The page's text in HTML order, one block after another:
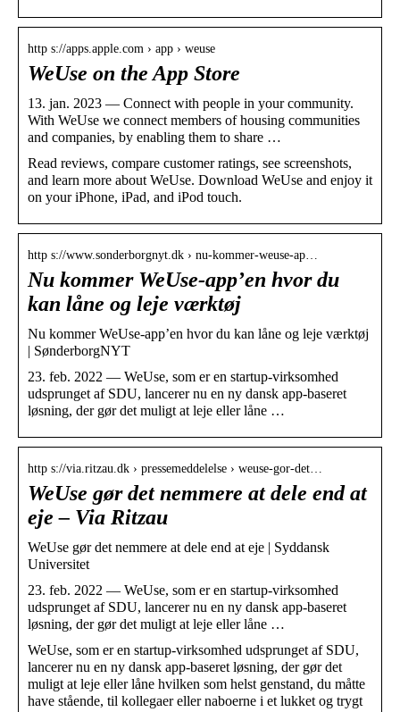
http s://apps.apple.com › app › weuse
WeUse on the App Store
13. jan. 2023 — Connect with people in your community.
With WeUse we connect members of housing communities
and companies, by enabling them to share …
Read reviews, compare customer ratings, see screenshots,
and learn more about WeUse. Download WeUse and enjoy it
on your iPhone, iPad, and iPod touch.
http s://www.sonderborgnyt.dk › nu-kommer-weuse-ap…
Nu kommer WeUse-app’en hvor du
kan låne og leje værktøj
Nu kommer WeUse-app’en hvor du kan låne og leje værktøj
| SønderborgNYT
23. feb. 2022 — WeUse, som er en startup-virksomhed
udsprunget af SDU, lancerer nu en ny dansk app-baseret
løsning, der gør det muligt at leje eller låne …
http s://via.ritzau.dk › pressemeddelelse › weuse-gor-det…
WeUse gør det nemmere at dele end at
eje – Via Ritzau
WeUse gør det nemmere at dele end at eje | Syddansk
Universitet
23. feb. 2022 — WeUse, som er en startup-virksomhed
udsprunget af SDU, lancerer nu en ny dansk app-baseret
løsning, der gør det muligt at leje eller låne …
WeUse, som er en startup-virksomhed udsprunget af SDU,
lancerer nu en ny dansk app-baseret løsning, der gør det
muligt at leje eller låne hvilken som helst genstand, du måtte
have stående, til kollegaer eller naboerne i et lukket og trygt